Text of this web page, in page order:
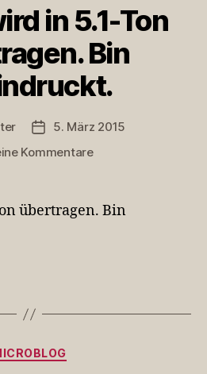
in 5.1-Ton
Bin
Veröffentlichungsdatum
5. März 2015
Kommentarezu
in
übertragen. Bin
Kategorien